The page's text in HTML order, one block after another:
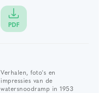
PDF
Verhalen, foto's en
impressies van de
watersnoodramp in 1953